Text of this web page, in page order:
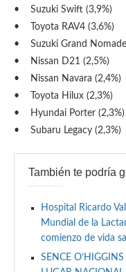
• Suzuki Swift (3,9%)
• Toyota RAV4 (3,6%)
• Suzuki Grand Nomade
• Nissan D21 (2,5%)
• Nissan Navara (2,4%)
• Toyota Hilux (2,3%)
• Hyundai Porter (2,3%)
• Subaru Legacy (2,3%)
También te podría
Hospital Ricardo
Mundial de la
comienzo de vida
SENCE